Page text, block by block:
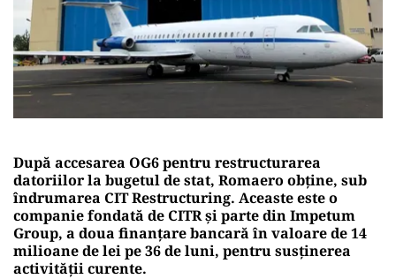
După accesarea OG6 pentru restructurarea
datoriilor la bugetul de stat, Romaero obține, sub
îndrumarea CIT Restructuring. Aceaste este o
companie fondată de CITR și parte din Impetum
Group, a doua finanțare bancară în valoare de 14
milioane de lei pe 36 de luni, pentru susținerea
activităţii curente.